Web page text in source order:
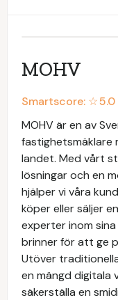
MOHV
Smartscore: ☆5.0
MOHV är en av
fastighetsmäklare
landet. Med vårt
lösningar och en
hjälper vi våra
köper eller säljer
experter inom
brinner för att ge
Utöver
en mängd
säkerställa en